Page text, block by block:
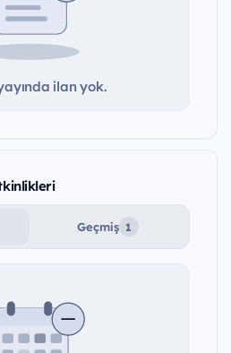
ilan yok.
Geçmiş 1